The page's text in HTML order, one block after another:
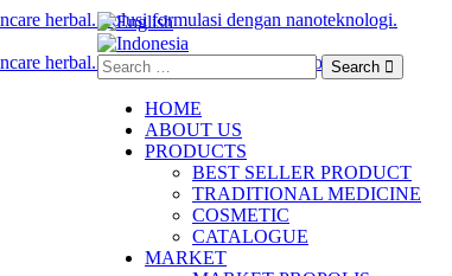
Search
HOME
ABOUT US
PRODUCTS
BEST SELLER PRODUCT
TRADITIONAL MEDICINE
COSMETIC
CATALOGUE
MARKET